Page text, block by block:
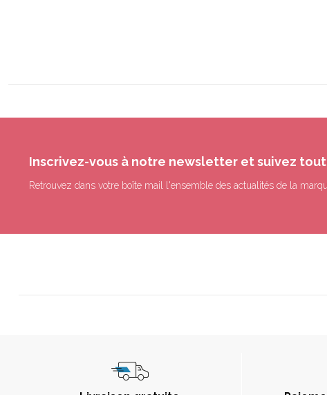
Inscrivez-vous à notre newsletter et suivez
Retrouvez dans votre boîte mail l'ensemble des actualités de la